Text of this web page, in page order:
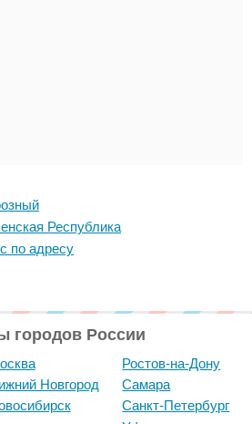
Республика
по адресу
городов России
Новгород
Ростов-на-Дону
Самара
Санкт-Петербург